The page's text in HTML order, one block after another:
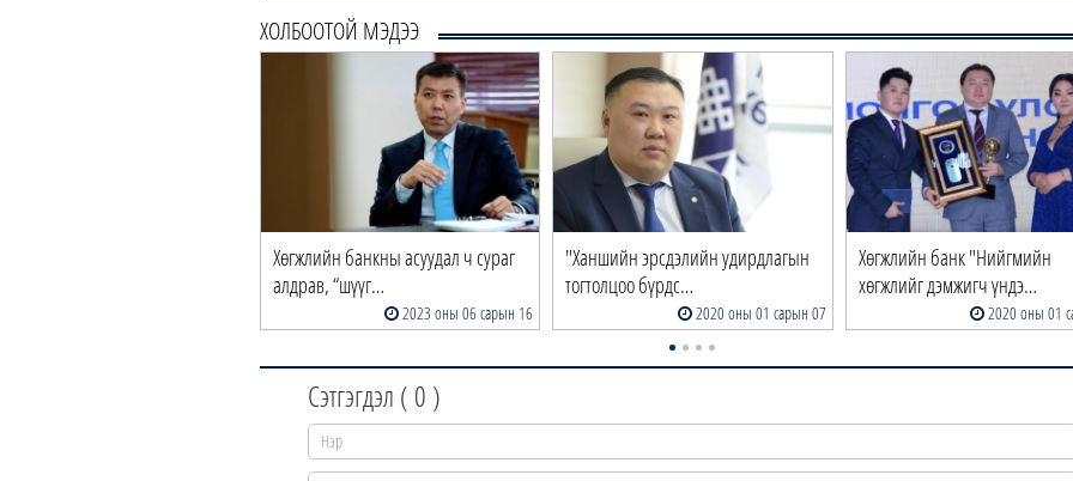
ХОЛБООТОЙ МЭДЭЭ
Хөгжлийн банкны асуудал ч сураг
алдрав, “шүүг…
2023 оны 06 сарын 16
"Ханшийн эрсдэлийн удирдлагын
тогтолцоо бүрдс…
2020 оны 01 сарын 07
Хөгжлийн банк "Нийгмийн
хөгжлийг дэмжигч үндэ…
2020 оны 01
Сэтгэгдэл ( 0 )